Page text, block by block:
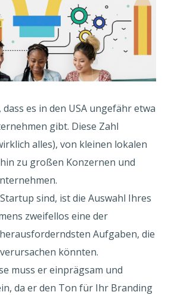
ANMELDEN
es in den USA ungefähr etwa
gibt. Diese Zahl
alles), von kleinen lokalen
zu großen Konzernen und
sind, ist die Auswahl Ihres
zweifellos eine der
Aufgaben, die
könnten.
muss er einprägsam und
da er den Ton für Ihr Branding